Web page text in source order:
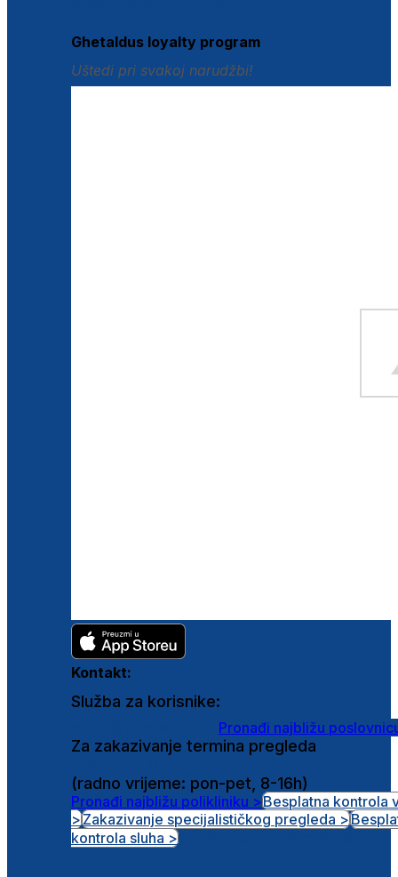
Ghetaldus loyalty program
Uštedi pri svakoj narudžbi!
Kontakt:
Služba za korisnike:
Pronađi najbližu
Za zakazivanje termina pregleda
(radno vrijeme: pon-pet, 8-16h)
Pronađi najbližu polikliniku >Besplatna kontrola
>Zakazivanje specijalističkog pregleda >
kontrola sluha >